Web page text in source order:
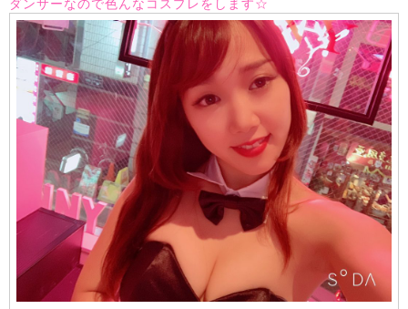
ダンサーなので色んなコスプレをします☆